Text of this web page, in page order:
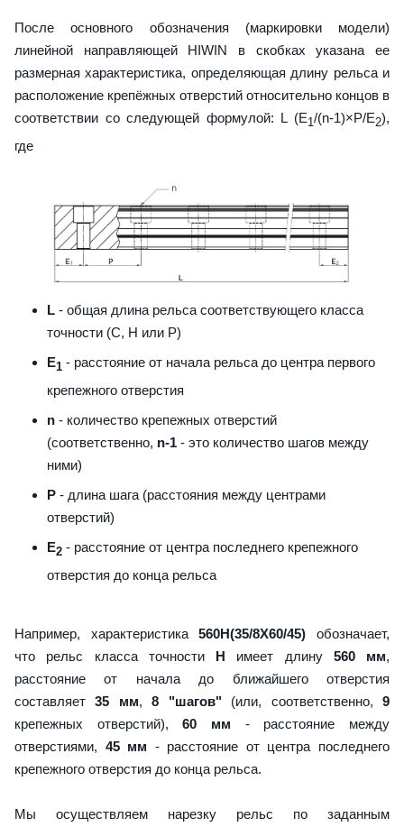
После основного обозначения (маркировки модели)
линейной направляющей HIWIN в скобках указана ее
размерная характеристика, определяющая длину рельса и
расположение крепёжных отверстий относительно концов в
соответствии со следующей формулой: L (E1/(n-1)×P/E2),
где
L - общая длина рельса соответствующего класса
точности (С, H или Р)
E1 - расстояние от начала рельса до центра первого
крепежного отверстия
n - количество крепежных отверстий
(соответственно, n-1 - это количество шагов между
ними)
P - длина шага (расстояния между центрами
отверстий)
E2 - расстояние от центра последнего крепежного
отверстия до конца рельса
Например, характеристика560H(35/8X60/45) обозначает,
что рельс класса точности H имеет длину 560 мм,
расстояние от начала до ближайшего отверстия
составляет35 мм,8 "шагов" (или, соответственно,9
крепежных отверстий),60 мм - расстояние между
отверстиями, 45 мм - расстояние от центра последнего
крепежного отверстия до конца рельса.
Мы осуществляем нарезку рельс по заданным